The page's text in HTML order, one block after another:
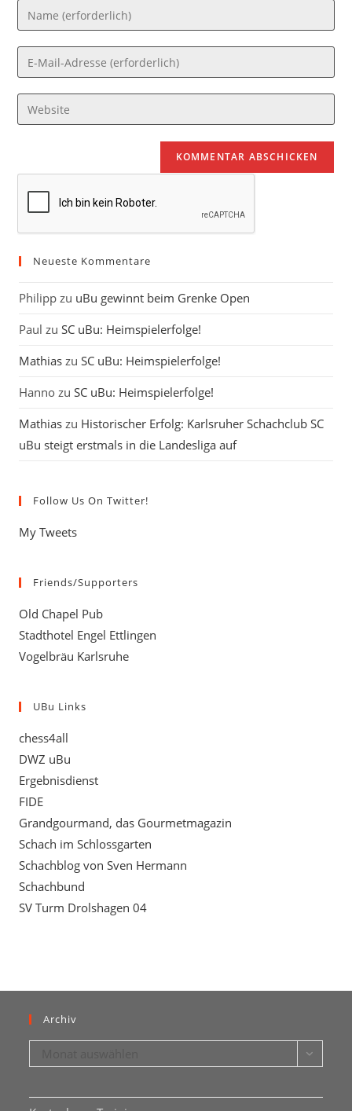
Gib
deinen
Namen
oder
zum
Kommentieren
Gib
deine
E-
Mail-
Kommentieren
ein
Gib
deine
(optional)
Neueste Kommentare
Philipp zu uBu gewinnt beim Grenke Open
Paul zuSC uBu: Heimspielerfolge!
Mathias zuSC uBu: Heimspielerfolge!
Hanno zuSC uBu: Heimspielerfolge!
Mathias zu Historischer Erfolg: Karlsruher Schachclub SC
uBu steigt erstmals in die Landesliga auf
Follow Us On Twitter!
My Tweets
Friends/Supporters
Old Chapel Pub
Stadthotel Engel Ettlingen
Vogelbräu Karlsruhe
UBu Links
chess4all
DWZ uBu
Ergebnisdienst
FIDE
Grandgourmand, das Gourmetmagazin
Schach im Schlossgarten
Schachblog von Sven Hermann
Schachbund
SV Turm Drolshagen 04
Archiv